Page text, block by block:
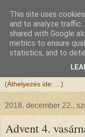
Félix atya
Szeretettel köszöntöm
2018. december 22.,
Advent 4.
This site uses
and to analyze traffic.
shared with Google
metrics to ensure
statistics, and to